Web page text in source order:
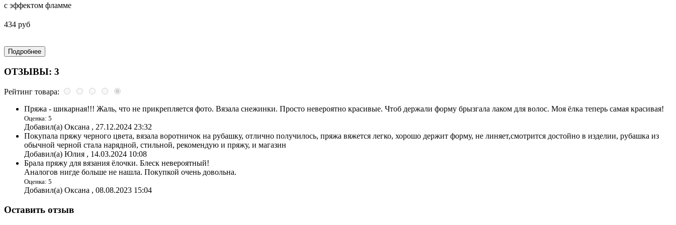
с эффектом фламме
434 руб
ОТЗЫВЫ: 3
Рейтинг товара:
Пряжа - шикарная!!! Жаль, что не прикрепляется фото. Вязала снежинки. Просто невероятно красивые. Чтоб держали форму брызгала лаком для волос. Моя ёлка теперь самая красивая!
Оценка: 5
Добавил(а) Оксана , 27.12.2024 23:32
Покупала пряжу черного цвета, вязала воротничок на рубашку, отлично получилось, пряжа вяжется легко, хорошо держит форму, не линяет,смотрится достойно в изделии, рубашка из
обычной черной стала нарядной, стильной, рекомендую и пряжу, и магазин
Добавил(а) Юлия , 14.03.2024 10:08
Брала пряжу для вязания ёлочки. Блеск невероятный!
Аналогов нигде больше не нашла. Покупкой очень довольна.
Оценка: 5
Добавил(а) Оксана , 08.08.2023 15:04
Оставить отзыв